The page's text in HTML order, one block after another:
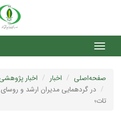
صفحه‌اصلی اخبار
اخبار
در گردهمایی مدیران ارشد و
تات؛